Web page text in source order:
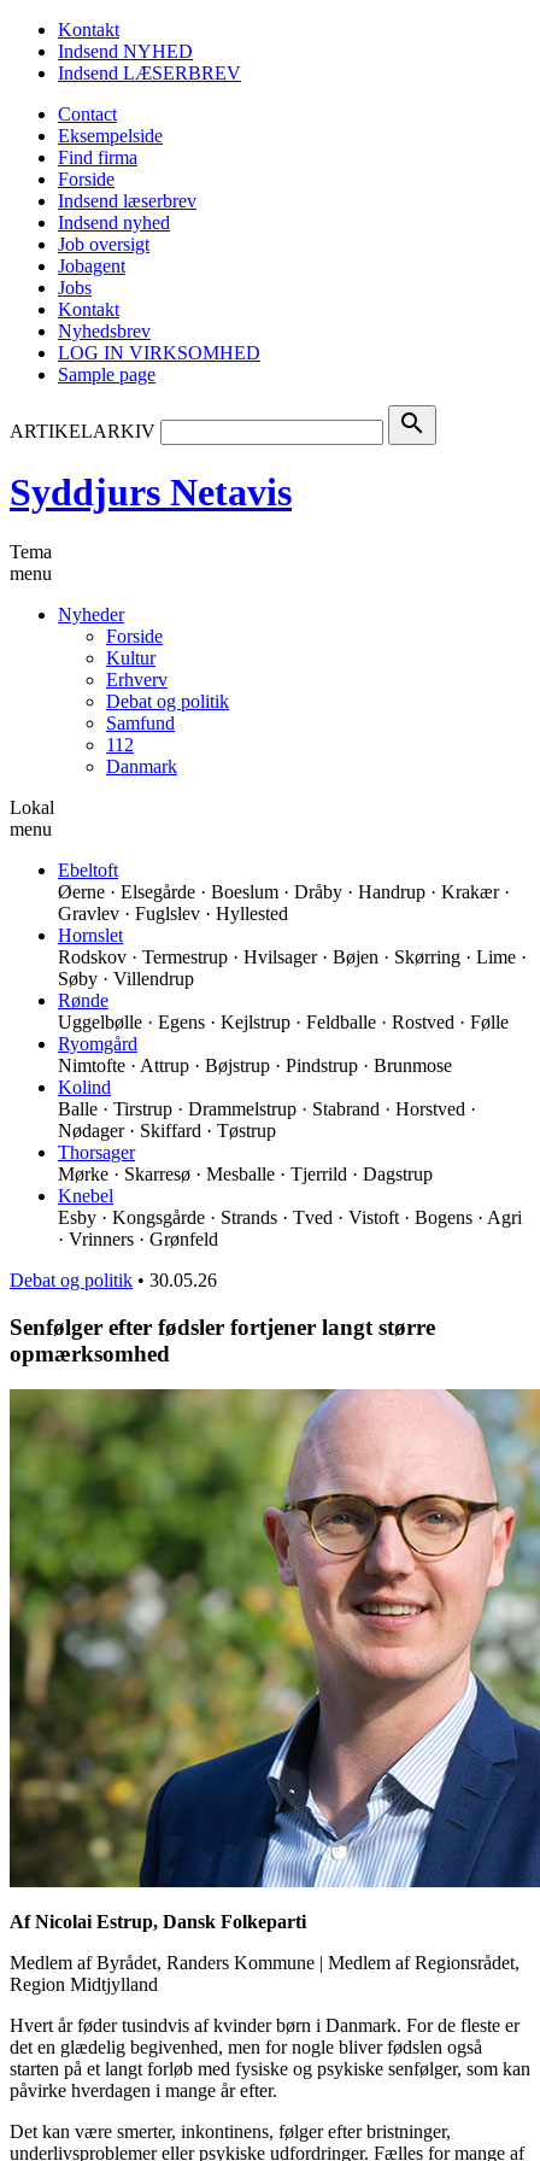
Kontakt
Indsend NYHED
Indsend LÆSERBREV
Contact
Eksempelside
Find firma
Forside
Indsend læserbrev
Indsend nyhed
Job oversigt
Jobagent
Jobs
Kontakt
Nyhedsbrev
LOG IN VIRKSOMHED
Sample page
ARTIKELARKIV search
Syddjurs Netavis
Tema
menu
Nyheder
Forside
Kultur
Erhverv
Debat og politik
Samfund
112
Danmark
Lokal
menu
Ebeltoft
Øerne · Elsegårde · Boeslum · Dråby · Handrup · Krakær ·
Gravlev · Fuglslev · Hyllested
Hornslet
Rodskov · Termestrup · Hvilsager · Bøjen · Skørring · Lime ·
Søby · Villendrup
Rønde
Uggelbølle · Egens · Kejlstrup · Feldballe · Rostved · Følle
Ryomgård
Nimtofte · Attrup · Bøjstrup · Pindstrup · Brunmose
Kolind
Balle · Tirstrup · Drammelstrup · Stabrand · Horstved ·
Nødager · Skiffard · Tøstrup
Thorsager
Mørke · Skarresø · Mesballe · Tjerrild · Dagstrup
Knebel
Esby · Kongsgårde · Strands · Tved · Vistoft · Bogens · Agri
· Vrinners · Grønfeld
Debat og politik • 30.05.26
Senfølger efter fødsler fortjener langt større
opmærksomhed
Af Nicolai Estrup, Dansk Folkeparti
Medlem af Byrådet, Randers Kommune | Medlem af Regionsrådet,
Region Midtjylland
Hvert år føder tusindvis af kvinder børn i Danmark. For de fleste er
det en glædelig begivenhed, men for nogle bliver fødslen også
starten på et langt forløb med fysiske og psykiske senfølger, som kan
påvirke hverdagen i mange år efter.
Det kan være smerter, inkontinens, følger efter bristninger,
underlivsproblemer eller psykiske udfordringer. Fælles for mange af